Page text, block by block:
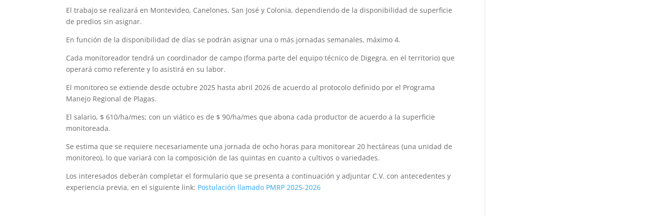
El trabajo se realizará en Montevideo, Canelones, San José y Colonia, dependiendo de la disponibilidad de superficie
de predios sin asignar.
En función de la disponibilidad de días se podrán asignar una o más jornadas semanales, máximo 4.
Cada monitoreador tendrá un coordinador de campo (forma parte del equipo técnico de Digegra, en el territorio) que
operará como referente y lo asistirá en su labor.
El monitoreo se extiende desde octubre 2025 hasta abril 2026 de acuerdo al protocolo definido por el Programa
Manejo Regional de Plagas.
El salario, $ 610/ha/mes; con un viático es de $ 90/ha/mes que abona cada productor de acuerdo a la superficie
monitoreada.
Se estima que se requiere necesariamente una jornada de ocho horas para monitorear 20 hectáreas (una unidad de
monitoreo), lo que variará con la composición de las quintas en cuanto a cultivos o variedades.
Los interesados deberán completar el formulario que se presenta a continuación y adjuntar C.V. con antecedentes y
experiencia previa, en el siguiente link: Postulación llamado PMRP 2025-2026